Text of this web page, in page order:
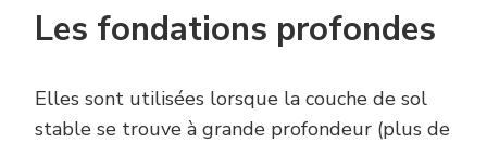
Les fondations profondes
Elles sont utilisées lorsque la couche de sol
stable se trouve à grande profondeur (plus de